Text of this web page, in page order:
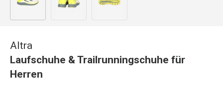
Bild 1 in Galerieansicht laden
Altra
Laufschuhe & Trailrunningschuhe für
Herren